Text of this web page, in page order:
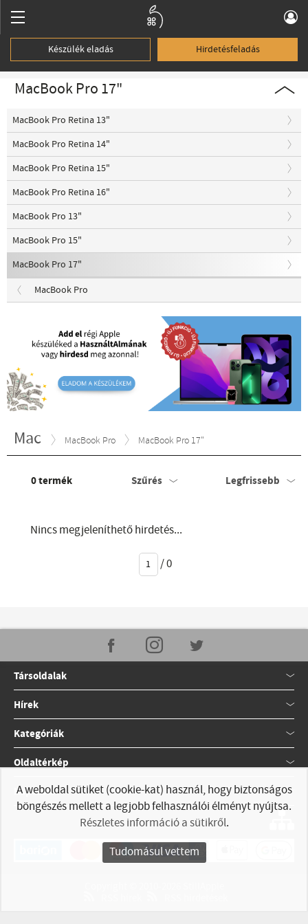
Készülék eladás Hirdetésfeladás
MacBook Pro 17"
MacBook Pro Retina 13"
MacBook Pro Retina 14"
MacBook Pro Retina 15"
MacBook Pro Retina 16"
MacBook Pro 13"
MacBook Pro 15"
MacBook Pro 17"
MacBook Pro
Mac MacBook Pro MacBook Pro 17"
0termék Szűrés Legfrissebb
Nincs megjeleníthető hirdetés...
/0
Társoldalak
Hírek
Kategóriák
Oldaltérkép
Kapcsolat
A weboldal sütiket (cookie-kat) használ, hogy biztonságos
böngészés mellett a legjobb felhasználói élményt nyújtsa.
Részletes információ a sütikről.
Tudomásul vettem